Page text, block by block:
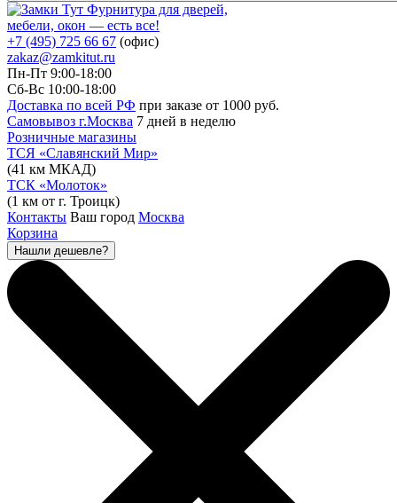
Фурнитура для дверей,
мебели, окон — есть все!
+7 (495) 725 66 67 (офис)
zakaz@zamkitut.ru
Пн-Пт 9:00-18:00
Сб-Вс 10:00-18:00
Доставка по всей РФ при заказе от 1000 руб.
Самовывоз г.Москва 7 дней в неделю
Розничные магазины
ТСЯ «Славянский Мир»
(41 км МКАД)
ТСК «Молоток»
(1 км от г. Троицк)
Контакты Ваш город Москва
Корзина
Нашли дешевле?